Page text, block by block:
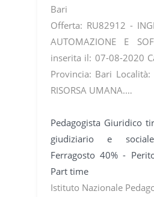
Bari
Offerta: RU82912 -
AUTOMAZIONE E
inserita il: 07-08-2020
Provincia: Bari
RISORSA UMANA.…
Pedagogista Giuridico
giudiziario e
Ferragosto 40% -
Part time
Istituto Nazionale